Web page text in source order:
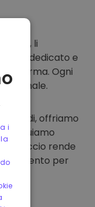
, li
dedicato e
Ogni
fondi, offriamo
rende
per
i